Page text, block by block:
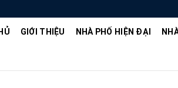
GIỚI THIỆU NHÀ PHỐ HIỆN ĐẠI